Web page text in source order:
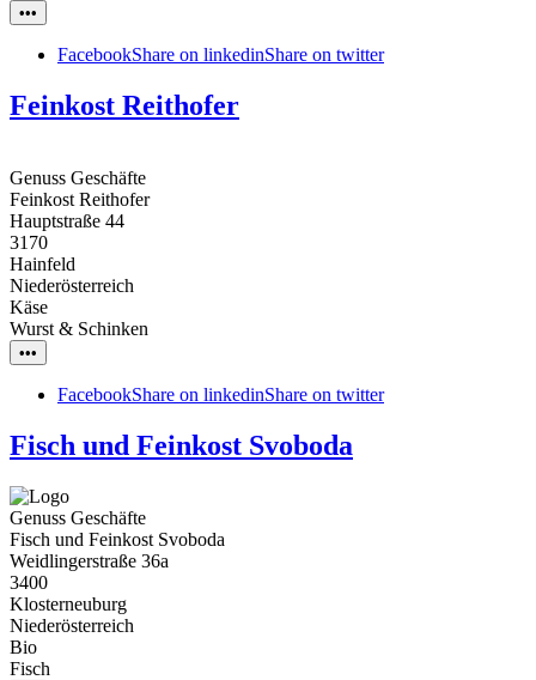
•••
FacebookShare on linkedinShare on twitter
Feinkost Reithofer
Genuss Geschäfte
Feinkost Reithofer
Hauptstraße 44
3170
Hainfeld
Niederösterreich
Käse
Wurst & Schinken
•••
FacebookShare on linkedinShare on twitter
Fisch und Feinkost Svoboda
Genuss Geschäfte
Fisch und Feinkost Svoboda
Weidlingerstraße 36a
3400
Klosterneuburg
Niederösterreich
Bio
Fisch